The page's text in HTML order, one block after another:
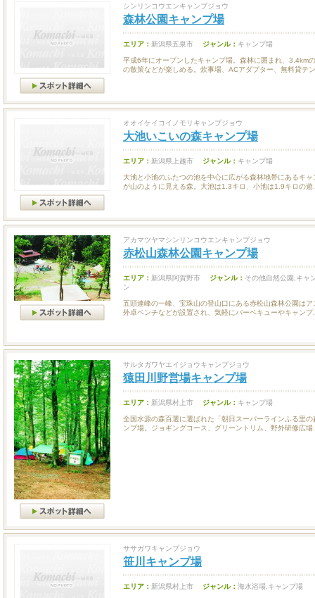
シンリンコウエンキャンプジョウ
森林公園キャンプ場
エリア： 新潟県五泉市 ジャンル： キャンプ場
平成6年にオープンしたキャンプ場。森林に囲まれ、3.4km
の散策などが楽しめる。炊事場、ACアダプター、無料貸テ
オオイケイコイノモリキャンプジョウ
大池いこいの森キャンプ場
エリア： 新潟県上越市 ジャンル： キャンプ場
大池と小池のふたつの池を中心に広がる森林地帯にあるキ
が山のように見える森。大池は1.3キロ、小池は1.9キロの遊
アカマツヤマシンリンコウエンキャンプジョウ
赤松山森林公園キャンプ場
エリア： 新潟県阿賀野市 ジャンル： その他自然公園,キャ
ン
五頭連峰の一峰、宝珠山の登山口にある赤松山森林公園は
外卓ベンチなどが設置され、気軽にバーベキューやキャンプ
サルタガワヤエイジョウキャンプジョウ
猿田川野営場キャンプ場
エリア： 新潟県村上市 ジャンル： キャンプ場
全国水源の森百選に選ばれた「朝日スーパーラインふる里
ンプ場。ジョギングコース、グリーントリム、野外研修広場
ササガワキャンプジョウ
笹川キャンプ場
エリア： 新潟県村上市 ジャンル： 海水浴場,キャンプ場